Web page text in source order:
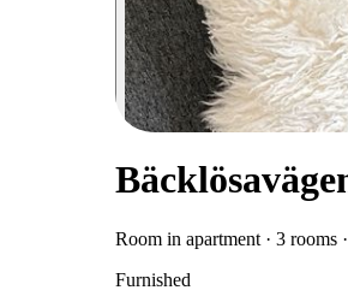
Room in apartment · 3 rooms
Furnished